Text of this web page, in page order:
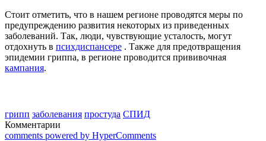
Стоит отметить, что в нашем регионе проводятся меры по
предупреждению развития некоторых из приведенных
заболеваний. Так, люди, чувствующие усталость, могут
отдохнуть в психдиспансере . Также для предотвращения
эпидемии гриппа, в регионе проводится прививочная
кампания.
грипп заболевания простуда СПИД
Комментарии
comments powered by HyperComments